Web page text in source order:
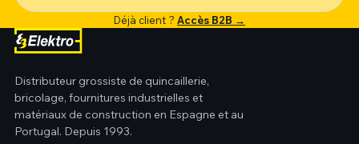
Déjà client ? Accès B2B →
Distributeur grossiste de quincaillerie,
bricolage, fournitures industrielles et
matériaux de construction en Espagne et au
Portugal. Depuis 1993.